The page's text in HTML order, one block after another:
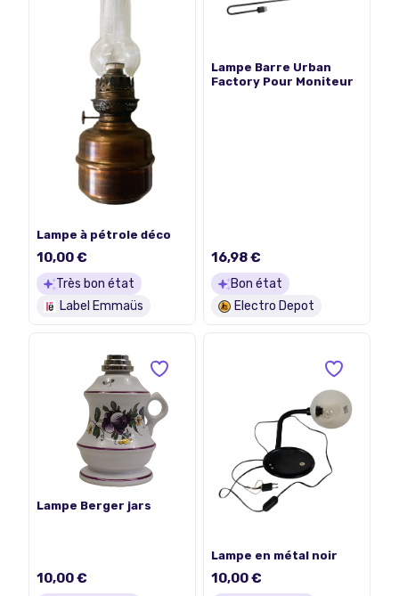
Lampe à pétrole déco
10,00 €
Très bon état
Label Emmaüs
Lampe Barre Urban
Factory Pour Moniteur
16,98 €
Bon état
Electro Depot
Lampe Berger jars
10,00 €
Lampe en métal noir
10,00 €